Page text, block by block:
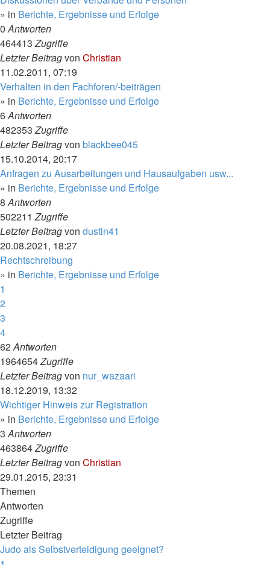
» in Berichte, Ergebnisse und Erfolge
0Antworten
464413Zugriffe
Letzter Beitragvon Christian
11.02.2011, 07:19
Verhalten in den Fachforen/-beiträgen
» in Berichte, Ergebnisse und Erfolge
6Antworten
482353Zugriffe
Letzter Beitragvon blackbee045
15.10.2014, 20:17
Anfragen zu Ausarbeitungen und Hausaufgaben usw...
» in Berichte, Ergebnisse und Erfolge
8Antworten
502211Zugriffe
Letzter Beitragvon dustin41
20.08.2021, 18:27
Rechtschreibung
» in Berichte, Ergebnisse und Erfolge
1
2
3
4
62Antworten
1964654Zugriffe
Letzter Beitragvon nur_wazaari
18.12.2019, 13:32
Wichtiger Hinweis zur Registration
» in Berichte, Ergebnisse und Erfolge
3Antworten
463864Zugriffe
Letzter Beitragvon Christian
29.01.2015, 23:31
Themen
Antworten
Zugriffe
Letzter Beitrag
Judo als Selbstverteidigung geeignet?